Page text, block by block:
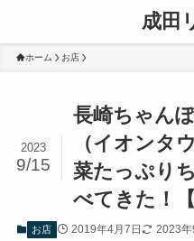
成田
ホーム お店
長崎ちゃん
（イオンタ
菜たっぷり
べてきた！
2023
9/15
お店 2019年4月7日 2023年